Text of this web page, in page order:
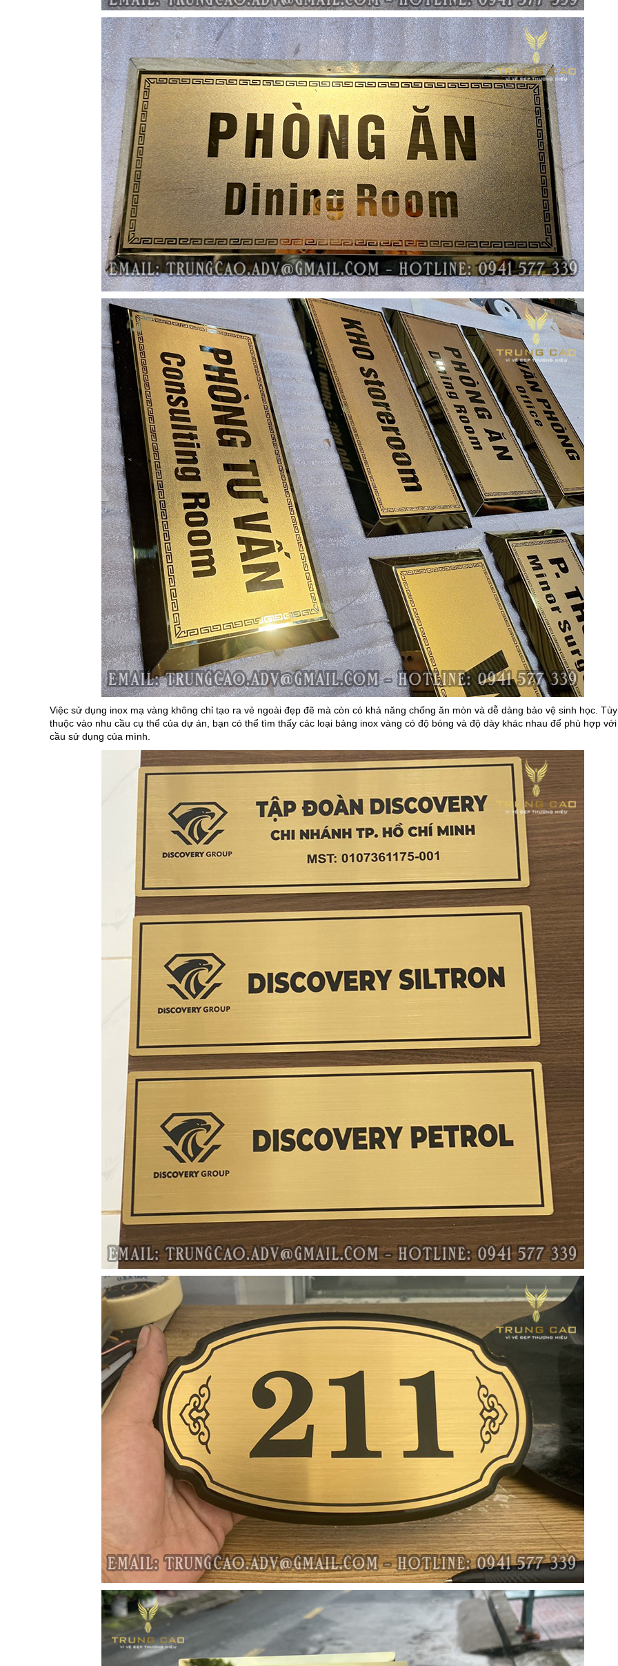
Việc sử dụng inox mạ vàng không chỉ tạo ra vẻ ngoài đẹp đẽ mà còn có khả năng chống ăn mòn và dễ dàng bảo vệ sinh học. Tùy
thuộc vào nhu cầu cụ thể của dự án, bạn có thể tìm thấy các loại bảng inox vàng có độ bóng và độ dày khác nhau để phù hợp
cầu sử dụng của mình.